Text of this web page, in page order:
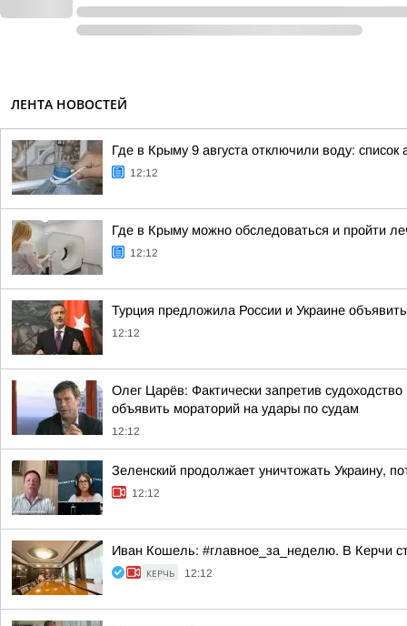
ЛЕНТА НОВОСТЕЙ
Где в Крыму 9 августа отключили воду: список
12:12
Где в Крыму можно обследоваться и пройти
12:12
Турция предложила России и Украине
12:12
Олег Царёв: Фактически запретив
объявить мораторий на удары по судам
12:12
Зеленский продолжает уничтожать Украину,
12:12
Иван Кошель: #главное_за_неделю. В Керчи
КЕРЧЬ 12:12